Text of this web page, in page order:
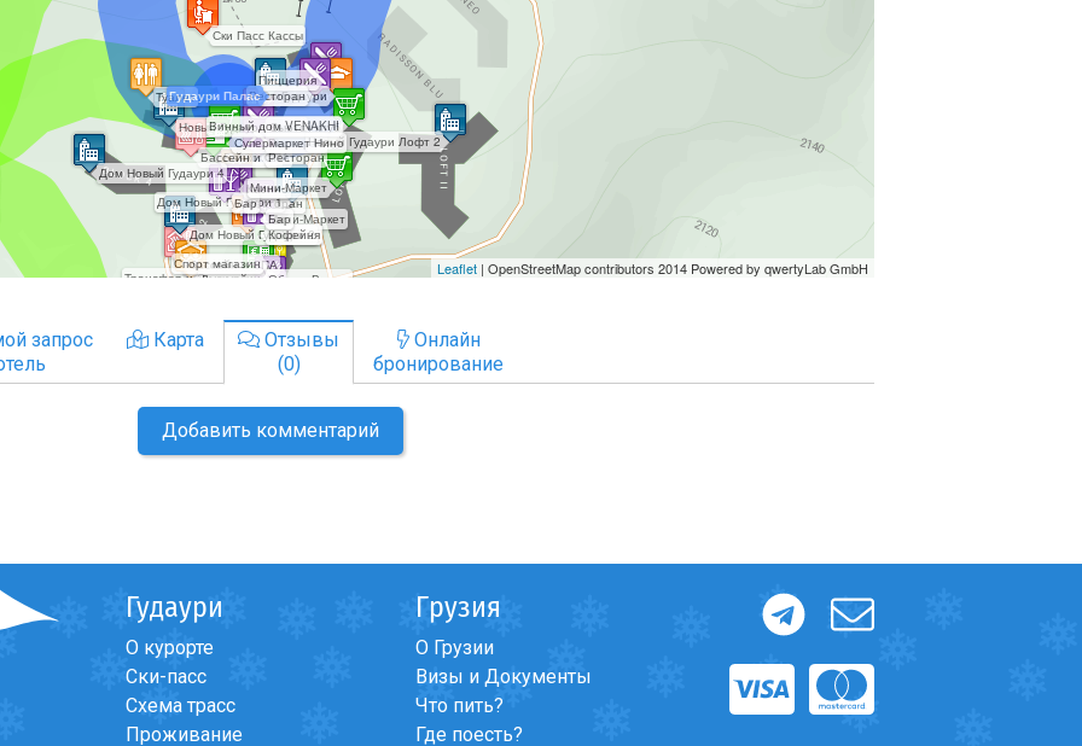
запрос
Карта
Отзывы
(0)
Онлайн
бронирование
Добавить комментарий
Гудаури
О курорте
Ски-пасс
Схема трасс
Проживание
Грузия
О Грузии
Визы и Документы
Что пить?
Где поесть?